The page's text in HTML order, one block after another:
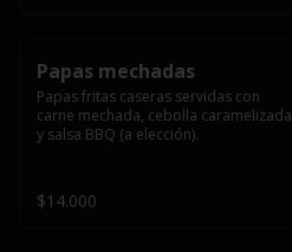
Papas mechadas
Papas fritas caseras servidas con
carne mechada, cebolla caramelizada
y salsa BBQ (a elección).
$14.000